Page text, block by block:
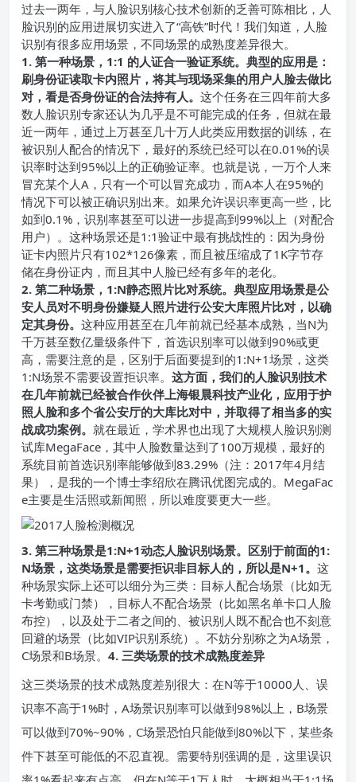
过去一两年，与人脸识别核心技术创新的乏善可陈相比，人
脸识别的应用进展切实进入了“高铁”时代！我们知道，人脸
识别有很多应用场景，不同场景的成熟度差异很大。
1. 第一种场景，1:1 的人证合一验证系统。 典型的应用是：
刷身份证读取卡内照片，将其与现场采集的用户人脸去做比
对，看是否身份证的合法持有人。 这个任务在三四年前大多
数人脸识别专家还认为几乎是不可能完成的任务，但就在最
近一两年，通过上万甚至几十万人此类应用数据的训练，在
被识别人配合的情况下，最好的系统已经可以在0.01%的误
识率时达到95%以上的正确验证率。也就是说，一万个人来
冒充某个人A，只有一个可以冒充成功，而A本人在95%的
情况下可以被正确识别出来。如果允许误识率更高一些，比
如到0.1%，识别率甚至可以进一步提高到99%以上（对配合
用户）。这种场景还是1:1验证中最有挑战性的：因为身份
证卡内照片只有102*126像素，而且被压缩成了1K字节存
储在身份证内，而且其中人脸已经有多年的老化。
2. 第二种场景，1:N静态照片比对系统。 典型应用场景是公
安人员对不明身份嫌疑人照片进行公安大库照片比对，以确
定其身份。 这种应用甚至在几年前就已经基本成熟，当N为
千万甚至数亿量级条件下，首选识别率可以做到90%或更
高，需要注意的是，区别于后面要提到的1:N+1场景，这类
1:N场景不需要设置拒识率。 这方面，我们的人脸识别技术
在几年前就已经被合作伙伴上海银晨科技产业化，应用于护
照人脸和多个省公安厅的大库比对中，并取得了相当多的实
战成功案例。 就在最近，学术界也出现了大规模人脸识别测
试库MegaFace，其中人脸数量达到了100万规模，最好的
系统目前首选识别率能够做到83.29%（注：2017年4月结
果），是我的一个博士李绍欣在腾讯优图完成的。MegaFac
e主要是生活照或新闻照，所以难度要更大一些。
3. 第三种场景是1:N+1动态人脸识别场景。 区别于前面的1:
N场景，这类场景是需要拒识非目标人的，所以是N+1。 这
种场景实际上还可以细分为三类：目标人配合场景（比如无
卡考勤或门禁），目标人不配合场景（比如黑名单卡口人脸
布控），以及处于二者之间的、被识别人既不配合也不刻意
回避的场景（比如VIP识别系统）。不妨分别称之为A场景，
C场景和B场景。 4. 三类场景的技术成熟度差异
这三类场景的技术成熟度差别很大：在N等于10000人、误
识率不高于1%时，A场景识别率可以做到98%以上，B场景
可以做到70%~90%，C场景恐怕只能做到80%以下，某些条
件下甚至可能低的不忍直视。需要特别强调的是，这里误识